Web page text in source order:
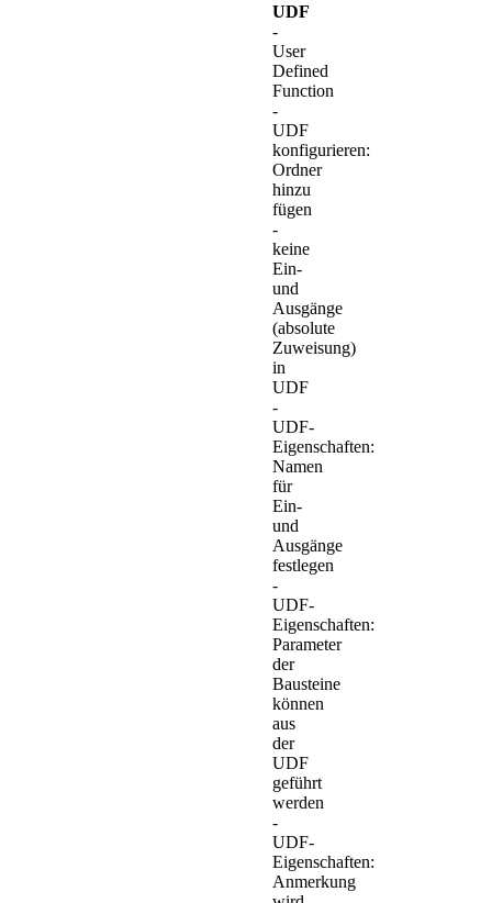
UDF
-
User
Defined
Function
-
UDF
konfigurieren:
Ordner
hinzu
fügen
-
keine
Ein-
und
Ausgänge
(absolute
Zuweisung)
in
UDF
-
UDF-
Eigenschaften:
Namen
für
Ein-
und
Ausgänge
festlegen
-
UDF-
Eigenschaften:
Parameter
der
Bausteine
können
aus
der
UDF
geführt
werden
-
UDF-
Eigenschaften:
Anmerkung